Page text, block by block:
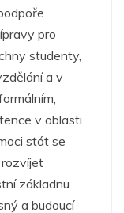
pro
studenty,
a v
v oblasti
stát se
základnu
a budoucí